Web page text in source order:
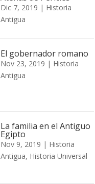
Dic 7, 2019 | Historia
Antigua
El gobernador romano
Nov 23, 2019 | Historia
Antigua
La familia en el Antiguo
Egipto
Nov 9, 2019 | Historia
Antigua, Historia Universal